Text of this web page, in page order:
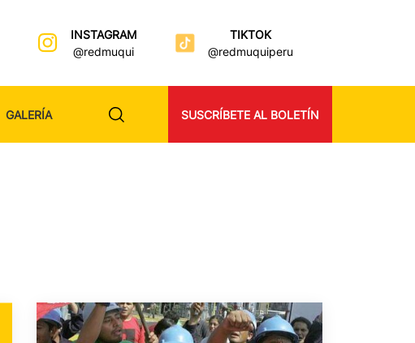
INSTAGRAM
@redmuqui
TIKTOK
@redmuquiperu
GALERÍA SUSCRÍBETE AL BOLETÍN